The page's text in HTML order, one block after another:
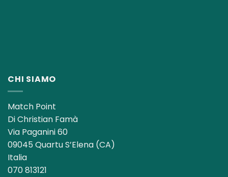
CHI SIAMO
Match Point
Di Christian Famà
Via Paganini 60
09045 Quartu S’Elena (CA)
Italia
070 813121